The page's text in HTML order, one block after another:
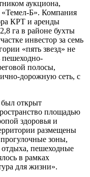
аукциона,
Б». Компания
КРТ и аренды
га в районе бухты
инвестор за семь
«пять звезд» не
пешеходно-
полосы,
дорожную сеть, с
открыт
площадью
здоровья и
размещены
зоны,
отдыха, пешеходные
в рамках
для жизни».